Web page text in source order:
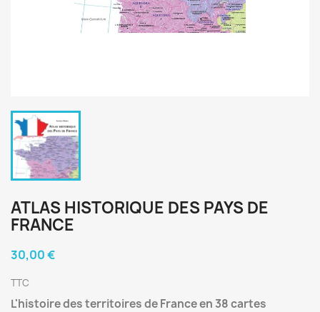
ATLAS HISTORIQUE DES PAYS DE
FRANCE
30,00 €
TTC
L'histoire des territoires de France en 38 cartes